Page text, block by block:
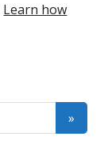
Learn how